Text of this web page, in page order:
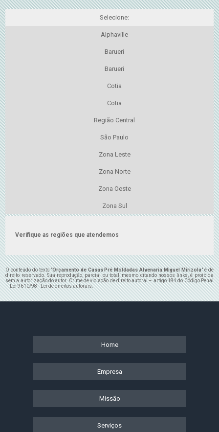
Selecione:
Alphaville
Barueri
Barueri
Cotia
Cotia
Região Central
São Paulo
Zona Leste
Zona Norte
Zona Oeste
Zona Sul
Verifique as regiões que atendemos
O conteúdo do texto "Orçamento de Casas Pré Moldadas Alvenaria Miguel Mirizola" é de
direito reservado. Sua reprodução, parcial ou total, mesmo citando nossos links, é proibida
sem a autorização do autor. Crime de violação de direito autoral – artigo 184 do Código Penal
–Lei 9610/98 - Lei de direitos autorais.
Home
Empresa
Missão
Serviços